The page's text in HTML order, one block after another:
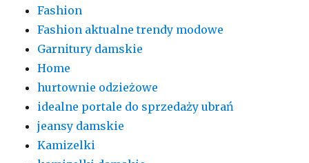
Fashion
Fashion aktualne trendy modowe
Garnitury damskie
Home
hurtownie odzieżowe
idealne portale do sprzedaży ubrań
jeansy damskie
Kamizelki